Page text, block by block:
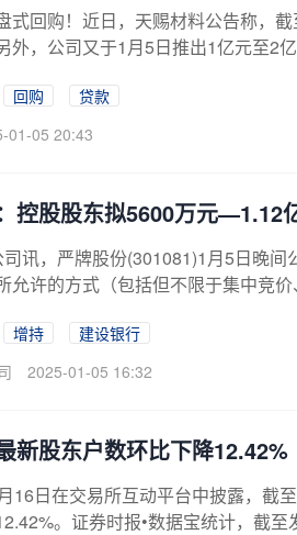
式回购！近日，天赐材料公告称，
外，公司又于1月5日推出1亿元至2
回购
贷款
01-05 20:43
控股股东拟5600万元—1.12
讯，严牌股份(301081)1月5日晚间
允许的方式（包括但不限于集中竞
增持
建设银行
2025-01-05 16:32
新股东户数环比下降12.42%
16日在交易所互动平台中披露，截
。证券时报•数据宝统计，截